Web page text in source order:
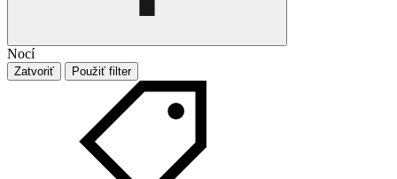
Nocí
Zatvoriť Použiť filter